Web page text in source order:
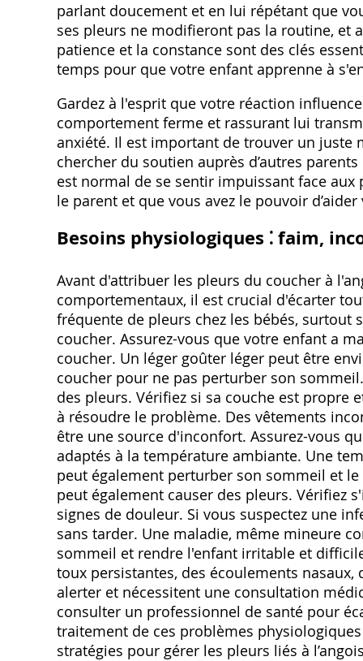
parlant doucement et en lui répétant que
ses pleurs ne modifieront pas la routine, et
patience et la constance sont des clés
temps pour que votre enfant apprenne à
Gardez à l'esprit que votre réaction
comportement ferme et rassurant lui
anxiété. Il est important de trouver un juste
chercher du soutien auprès d’autres
est normal de se sentir impuissant face aux
le parent et que vous avez le pouvoir
Besoins physiologiques ⁚ faim,
Avant d'attribuer les pleurs du coucher à
comportementaux, il est crucial d'écarter
fréquente de pleurs chez les bébés,
coucher. Assurez-vous que votre enfant a
coucher. Un léger goûter léger peut être
coucher pour ne pas perturber son
des pleurs. Vérifiez si sa couche est propre
à résoudre le problème. Des vêtements
être une source d'inconfort. Assurez-vous
adaptés à la température ambiante. Une
peut également perturber son sommeil et
peut également causer des pleurs. Vérifiez
signes de douleur. Si vous suspectez une
sans tarder. Une maladie, même mineure
sommeil et rendre l'enfant irritable et
toux persistantes, des écoulements
alerter et nécessitent une consultation
consulter un professionnel de santé pour
traitement de ces problèmes
stratégies pour gérer les pleurs liés à